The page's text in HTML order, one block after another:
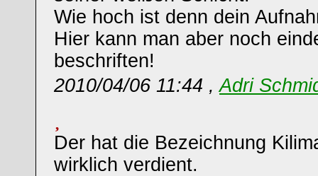
Wie hoch ist denn dein
Hier kann man aber noch
beschriften!
2010/04/06 11:44 ,Adri
Der hat die Bezeichnung
wirklich verdient.